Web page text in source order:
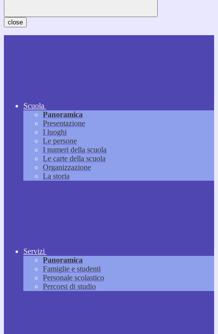
close
Scuola
Panoramica
Presentazione
I luoghi
Le persone
I numeri della scuola
Le carte della scuola
Organizzazione
La storia
Servizi
Panoramica
Famiglie e studenti
Personale scolastico
Percorsi di studio